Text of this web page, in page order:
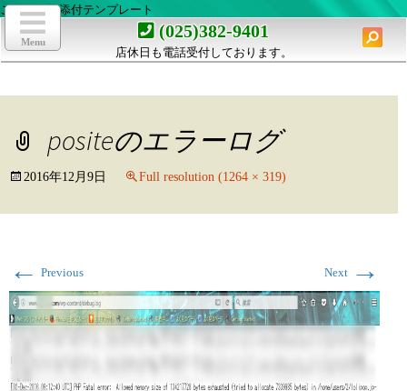
ここは画像添付テンプレート
(025)382-9401
店休日も電話受付しております。
toggle
navigation
Menu
移
検
索:
positeのエラーログ
2016年12月9日 Full resolution (1264 × 319)
← Previous Next →